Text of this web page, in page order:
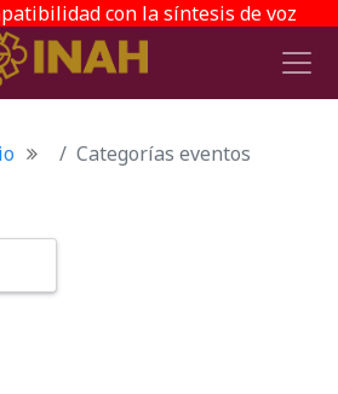
con la síntesis de voz
Categorías eventos